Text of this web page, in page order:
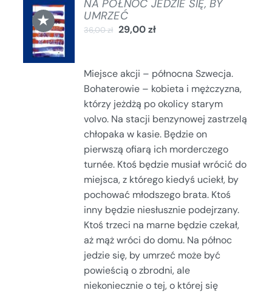
★
DODAJ
DO
KOSZYKA
/
SZCZEGÓŁY
NA PÓŁNOC JEDZIE SIĘ, BY
UMRZEĆ
36,00zł 29,00zł
Miejsce akcji – północna Szwecja.
Bohaterowie – kobieta i mężczyzna,
którzy jeżdżą po okolicy starym
volvo. Na stacji benzynowej zastrzelą
chłopaka w kasie. Będzie on
pierwszą ofiarą ich morderczego
turnée. Ktoś będzie musiał wrócić do
miejsca, z którego kiedyś uciekł, by
pochować młodszego brata. Ktoś
inny będzie niesłusznie podejrzany.
Ktoś trzeci na marne będzie czekał,
aż mąż wróci do domu. Na północ
jedzie się, by umrzeć może być
powieścią o zbrodni, ale
niekoniecznie o tej, o której się